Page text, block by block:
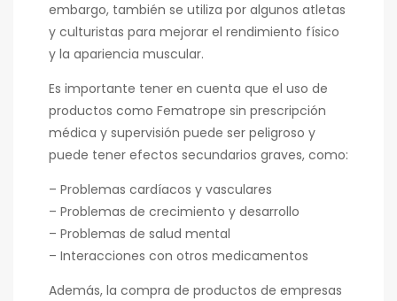
embargo, también se utiliza por algunos atletas
y culturistas para mejorar el rendimiento físico
y la apariencia muscular.
Es importante tener en cuenta que el uso de
productos como Fematrope sin prescripción
médica y supervisión puede ser peligroso y
puede tener efectos secundarios graves, como:
– Problemas cardíacos y vasculares
– Problemas de crecimiento y desarrollo
– Problemas de salud mental
– Interacciones con otros medicamentos
Además, la compra de productos de empresas